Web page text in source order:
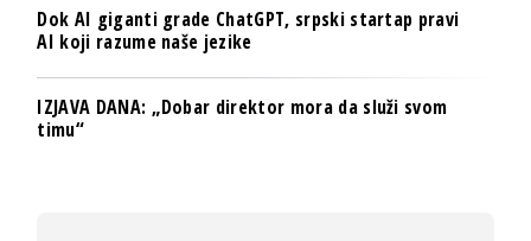
Dok AI giganti grade ChatGPT, srpski startap pravi
AI koji razume naše jezike
IZJAVA DANA: „Dobar direktor mora da služi svom
timu“